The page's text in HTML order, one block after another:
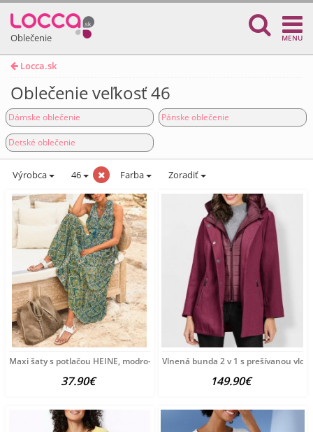
Oblečenie MENU
Locca.sk
Oblečenie veľkosť 46
Dámske oblečenie Pánske oblečenie
Detské oblečenie
Výrobca 46 Farba Zoradiť
Maxi šaty s potlačou HEINE, modro-zeleno-žlté
37.90€
Vlnená bunda 2 v 1 s prešívanou
149.90€